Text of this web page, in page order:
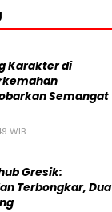
Karakter di
Semangat
WIB
Gresik:
Terbongkar, Dua